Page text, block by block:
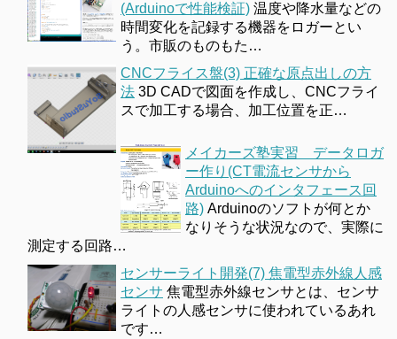
(Arduinoで性能検証) 温度や降水量などの
時間変化を記録する機器をロガーとい
う。市販のものもた…
CNCフライス盤(3) 正確な原点出しの方
法 3D CADで図面を作成し、CNCフライ
スで加工する場合、加工位置を正…
メイカーズ塾実習 データロガ
ー作り(CT電流センサから
Arduinoへのインタフェース回
路) Arduinoのソフトが何とか
なりそうな状況なので、実際に
測定する回路…
センサーライト開発(7) 焦電型赤外線人感
センサ 焦電型赤外線センサとは、センサ
ライトの人感センサに使われているあれ
です…